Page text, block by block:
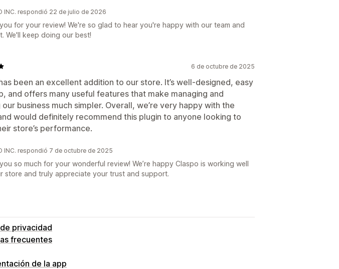
INC. respondió 22 de julio de 2026
for your review! We're so glad to hear you're happy with our team and
We'll keep doing our best!
6 de octubre de 2025
been an excellent addition to our store. It’s well-designed, easy
and offers many useful features that make managing and
business much simpler. Overall, we’re very happy with the
would definitely recommend this plugin to anyone looking to
store’s performance.
INC. respondió 7 de octubre de 2025
so much for your wonderful review! We’re happy Claspo is working well
store and truly appreciate your trust and support.
privacidad
frecuentes
de la app